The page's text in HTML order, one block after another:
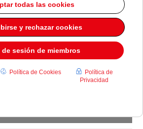
en Pozuelo una plantación con
de marihuana en una vivienda